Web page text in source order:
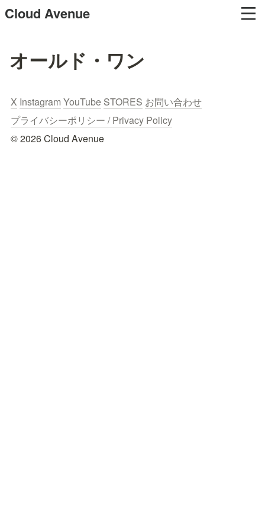
Cloud Avenue
オールド・ワン
X Instagram YouTube STORES お問い合わせ
プライバシーポリシー / Privacy Policy
© 2026 Cloud Avenue